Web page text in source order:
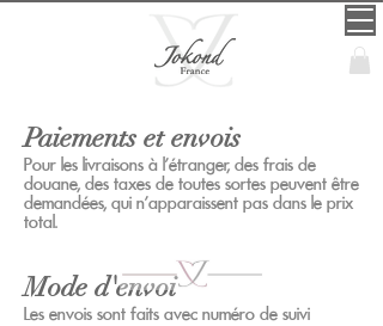
Paiements et envois
Pour les livraisons à l'étranger, des frais de
douane, des taxes de toutes sortes peuvent être
demandées, qui n'apparaissent pas dans le prix
total.
Mode d'envoi
Les envois sont faits avec numéro de suivi